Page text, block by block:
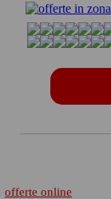
offerte online